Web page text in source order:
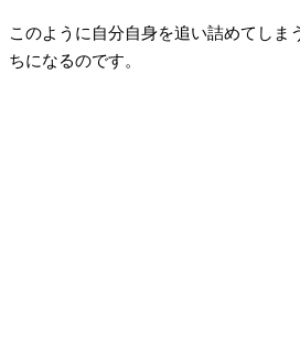
このように自分自身を追い詰めてしま
ちになるのです。